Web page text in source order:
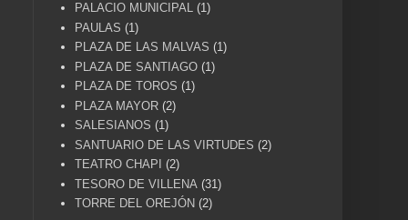
PALACIO MUNICIPAL (1)
PAULAS (1)
PLAZA DE LAS MALVAS (1)
PLAZA DE SANTIAGO (1)
PLAZA DE TOROS (1)
PLAZA MAYOR (2)
SALESIANOS (1)
SANTUARIO DE LAS VIRTUDES (2)
TEATRO CHAPI
(2)
TESORO DE VILLENA (31)
TORRE DEL OREJÓN (2)